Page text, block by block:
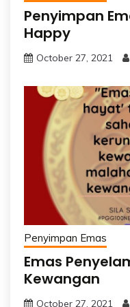
Penyimpan
Happy
October 27, 2021
Penyimpan Emas
Emas
Kewangan
October 27, 2021